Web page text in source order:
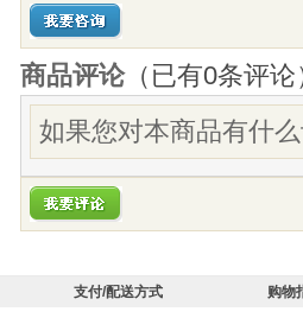
商品评论（已有0条评论
如果您对本商品有什
支付/配送方式 购物